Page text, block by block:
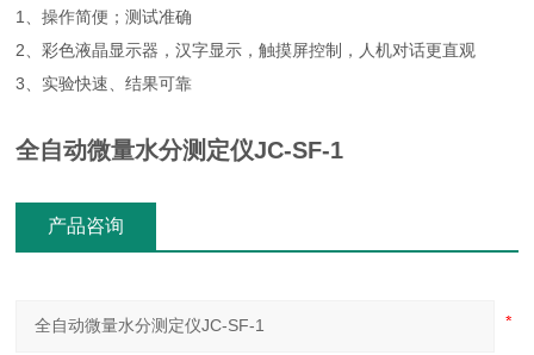
1、操作简便；测试准确
2、彩色液晶显示器，汉字显示，触摸屏控制，人机对话更直观
3、实验快速、结果可靠
全自动微量水分测定仪JC-SF-1
产品咨询